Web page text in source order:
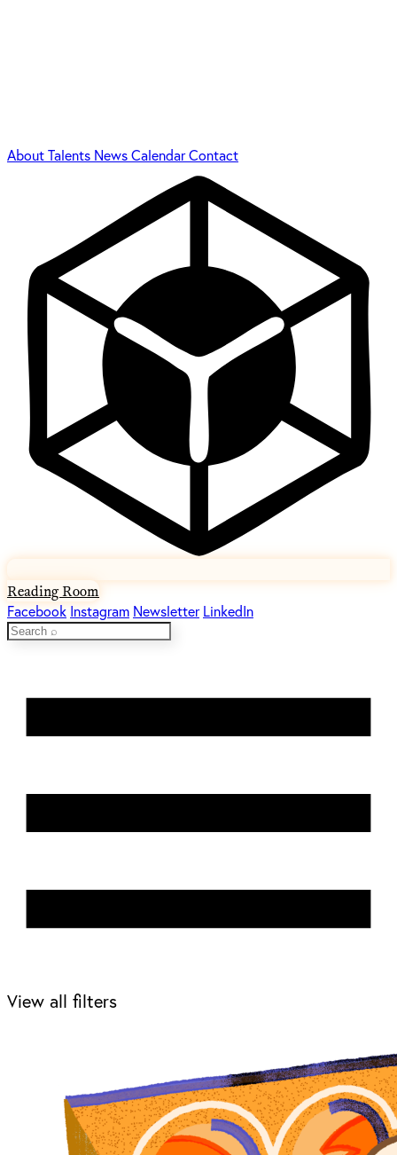
AboutTalents NewsCalendarContact
Reading Room
Facebook Instagram Newsletter LinkedIn
View all filters